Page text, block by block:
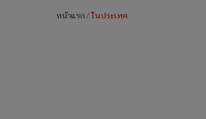
หน้าแรก/ในประเทศ